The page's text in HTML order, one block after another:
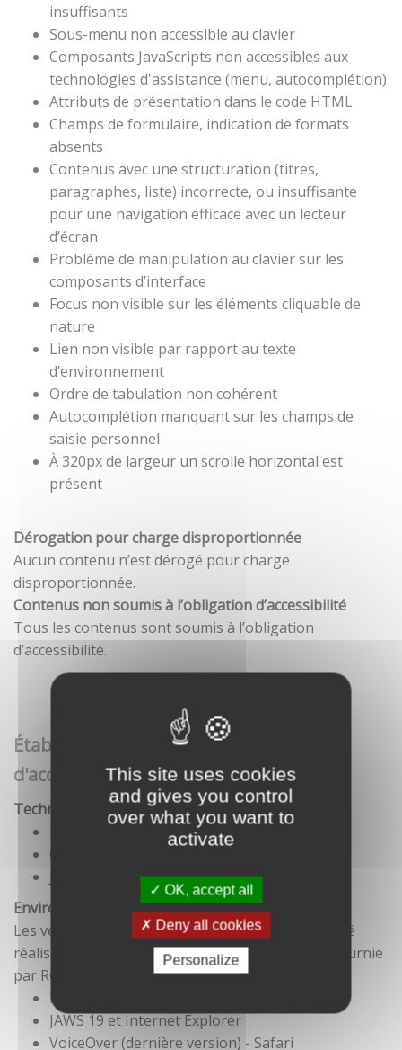
This site uses cookies
and gives you control
over what you want to
activate
OK, accept all
Deny all cookies
Personalize
insuffisants
Sous-menu non accessible au clavier
Composants JavaScripts non accessibles aux
technologies d'assistance (menu, autocomplétion)
Attributs de présentation dans le code HTML
Champs de formulaire, indication de formats
absents
Contenus avec une structuration (titres,
paragraphes, liste) incorrecte, ou insuffisante
pour une navigation efficace avec un lecteur
d’écran
Problème de manipulation au clavier sur les
composants d’interface
Focus non visible sur les éléments cliquable de
nature
Lien non visible par rapport au texte
d’environnement
Ordre de tabulation non cohérent
Autocomplétion manquant sur les champs de
saisie personnel
À 320px de largeur un scrolle horizontal est
présent
Dérogation pour charge disproportionnée
Aucun contenu n’est dérogé pour charge
disproportionnée.
Contenus non soumis à l’obligation d’accessibilité
Tous les contenus sont soumis à l’obligation
d’accessibilité.
Établissement de cette déclaration
d'accessibilité
Technologies utilisées pour la réalisation du site
CSS
Environnement de test
Les vérifications de restitution de contenus ont été
réalisées conformément à la base de référence fournie
par RGAA 3.
Firefox et NVDA
JAWS 19 et Internet Explorer
VoiceOver (dernière version) - Safari